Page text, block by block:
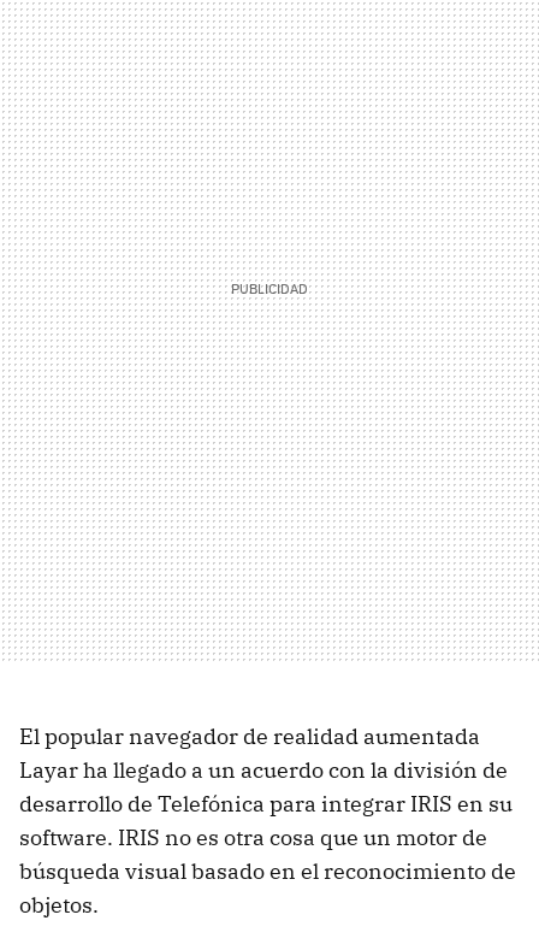
El popular navegador de realidad aumentada
Layar ha llegado a un acuerdo con la división de
desarrollo de Telefónica para integrar IRIS en su
software. IRIS no es otra cosa que un motor de
búsqueda visual basado en el reconocimiento de
objetos.